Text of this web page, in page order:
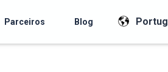
Parceiros Blog